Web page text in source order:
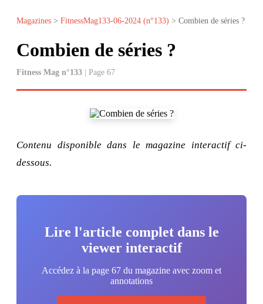
Magazines > FitnessMag133-06-2024 (n°133) > Combien de séries ?
Combien de séries ?
Fitness Mag n°133 | Page 67
Contenu disponible dans le magazine interactif ci-
dessous.
Lire l'article complet dans le
viewer interactif
Accédez à la page 67 du magazine avec zoom et
annotations